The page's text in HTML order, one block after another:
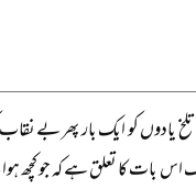
یادوں کو ایک بار پھر بے
بات کا تعلق ہے کہ جو کچھ